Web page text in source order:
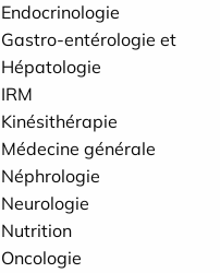
Endocrinologie
Gastro-entérologie et
Hépatologie
IRM
Kinésithérapie
Médecine générale
Néphrologie
Neurologie
Nutrition
Oncologie